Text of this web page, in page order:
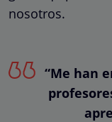
nosotros.
“Me han